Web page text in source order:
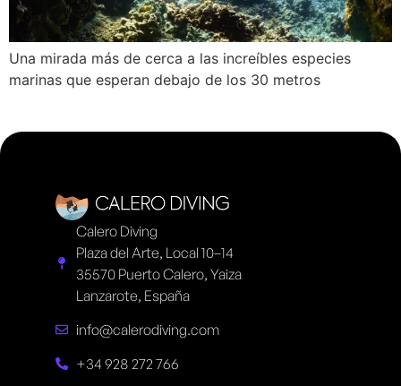
Una mirada más de cerca a las increíbles especies
marinas que esperan debajo de los 30 metros
Calero Diving
Plaza del Arte, Local 10–14
35570 Puerto Calero, Yaiza
Lanzarote, España
info@calerodiving.com
+34 928 272 766